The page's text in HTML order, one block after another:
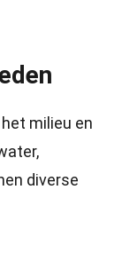
milieu en
diverse